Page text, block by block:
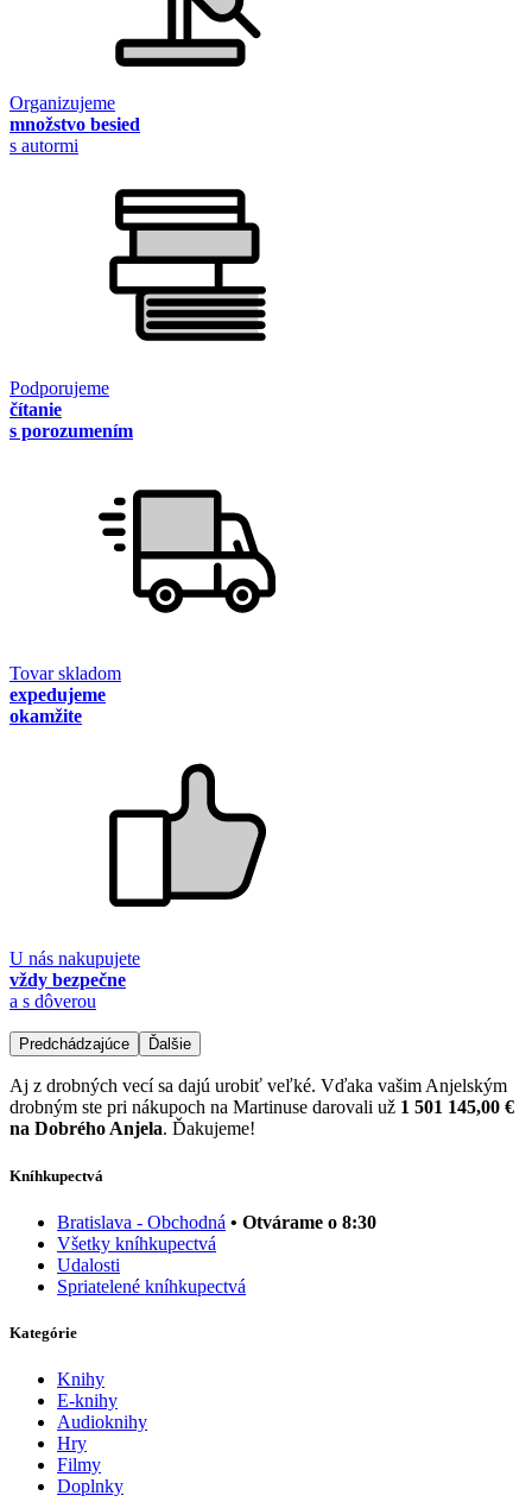
Organizujeme
množstvo besied
s autormi
Podporujeme
čítanie
s porozumením
Tovar skladom
expedujeme
okamžite
U nás nakupujete
vždy bezpečne
a s dôverou
Predchádzajúce Ďalšie
Aj z drobných vecí sa dajú urobiť veľké. Vďaka vašim Anjelským
drobným ste pri nákupoch na Martinuse darovali už 1 501 145,00 €
na Dobrého Anjela. Ďakujeme!
Kníhkupectvá
Bratislava - Obchodná • Otvárame o 8:30
Všetky kníhkupectvá
Udalosti
Spriatelené kníhkupectvá
Kategórie
Knihy
E-knihy
Audioknihy
Hry
Filmy
Doplnky